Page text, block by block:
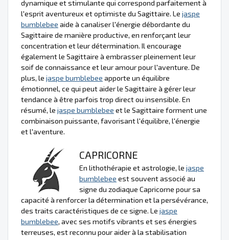
dynamique et stimulante qui correspond parfaitement à
l'esprit aventureux et optimiste du Sagittaire. Le jaspe
bumblebee aide à canaliser l'énergie débordante du
Sagittaire de manière productive, en renforçant leur
concentration et leur détermination. Il encourage
également le Sagittaire à embrasser pleinement leur
soif de connaissance et leur amour pour l'aventure. De
plus, le jaspe bumblebee apporte un équilibre
émotionnel, ce qui peut aider le Sagittaire à gérer leur
tendance à être parfois trop direct ou insensible. En
résumé, le jaspe bumblebee et le Sagittaire forment une
combinaison puissante, favorisant l'équilibre, l'énergie
et l'aventure.
CAPRICORNE
En lithothérapie et astrologie, le jaspe
bumblebee est souvent associé au
signe du zodiaque Capricorne pour sa
capacité à renforcer la détermination et la persévérance,
des traits caractéristiques de ce signe. Le jaspe
bumblebee, avec ses motifs vibrants et ses énergies
terreuses, est reconnu pour aider à la stabilisation